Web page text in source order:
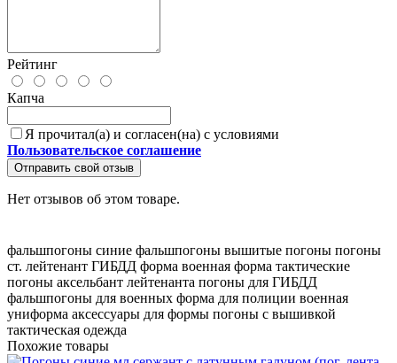
Рейтинг
Капча
Я прочитал(а) и согласен(на) с условиями
Пользовательское соглашение
Отправить свой отзыв
Нет отзывов об этом товаре.
фальшпогоны синие фальшпогоны вышитые погоны погоны
ст. лейтенант ГИБДД форма военная форма тактические
погоны аксельбант лейтенанта погоны для ГИБДД
фальшпогоны для военных форма для полиции военная
униформа аксессуары для формы погоны с вышивкой
тактическая одежда
Похожие товары